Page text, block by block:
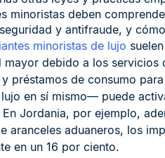
minoristas deben
y antifraude, y
minoristas de lujo
mayor debido a los servicios
y préstamos de consumo
en sí mismo— puede
Jordania, por ejemplo,
aranceles aduaneros, los
en un 16 por ciento.